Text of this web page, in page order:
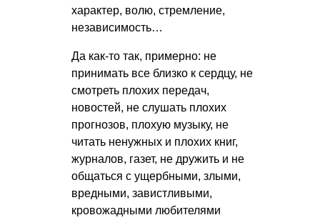
характер, волю, стремление,
независимость…
Да как-то так, примерно: не
принимать все близко к сердцу, не
смотреть плохих передач,
новостей, не слушать плохих
прогнозов, плохую музыку, не
читать ненужных и плохих книг,
журналов, газет, не дружить и не
общаться с ущербными, злыми,
вредными, завистливыми,
кровожадными любителями